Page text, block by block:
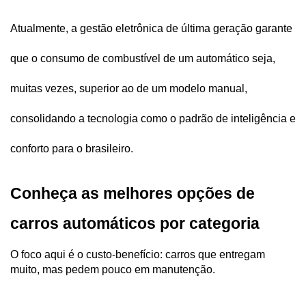
Atualmente, a gestão eletrônica de última geração garante
que o consumo de combustível de um automático seja,
muitas vezes, superior ao de um modelo manual,
consolidando a tecnologia como o padrão de inteligência e
conforto para o brasileiro.
Conheça as melhores opções de
carros automáticos por categoria
O foco aqui é o custo-benefício: carros que entregam
muito, mas pedem pouco em manutenção.